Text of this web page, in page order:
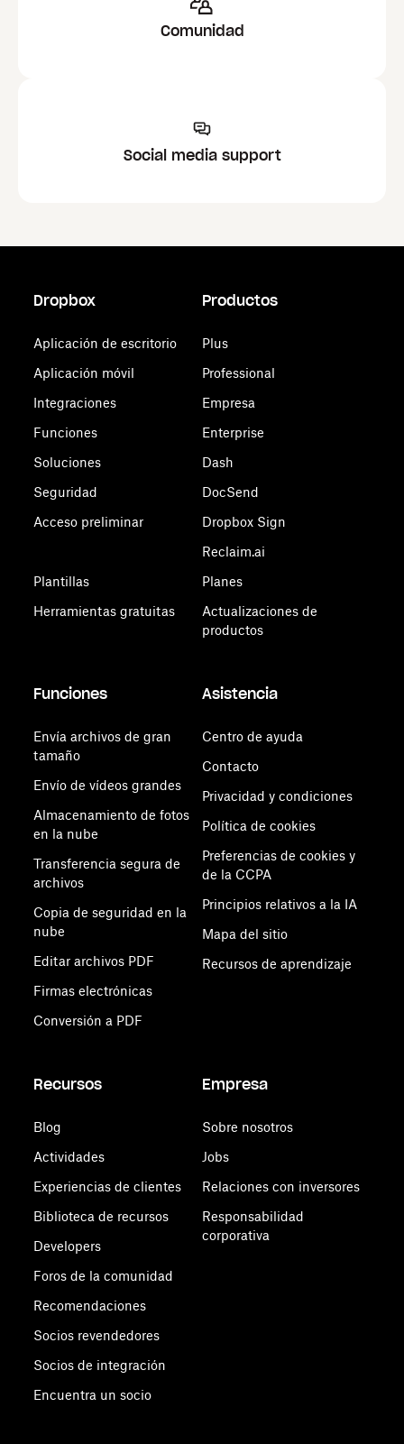
Comunidad
Social media support
Dropbox
Aplicación de escritorio
Aplicación móvil
Integraciones
Funciones
Soluciones
Seguridad
Acceso preliminar
Plantillas
Herramientas gratuitas
Productos
Plus
Professional
Empresa
Enterprise
Dash
DocSend
Dropbox Sign
Reclaim.ai
Planes
Actualizaciones de
productos
Funciones
Envía archivos de gran
tamaño
Envío de vídeos grandes
Almacenamiento de fotos
en la nube
Transferencia segura de
archivos
Copia de seguridad en la
nube
Editar archivos PDF
Firmas electrónicas
Conversión a PDF
Asistencia
Centro de ayuda
Contacto
Privacidad y condiciones
Política de cookies
Preferencias de cookies y
de la CCPA
Principios relativos a la IA
Mapa del sitio
Recursos de aprendizaje
Recursos
Blog
Actividades
Experiencias de clientes
Biblioteca de recursos
Developers
Foros de la comunidad
Recomendaciones
Socios revendedores
Socios de integración
Encuentra un socio
Empresa
Sobre nosotros
Jobs
Relaciones con inversores
Responsabilidad
corporativa